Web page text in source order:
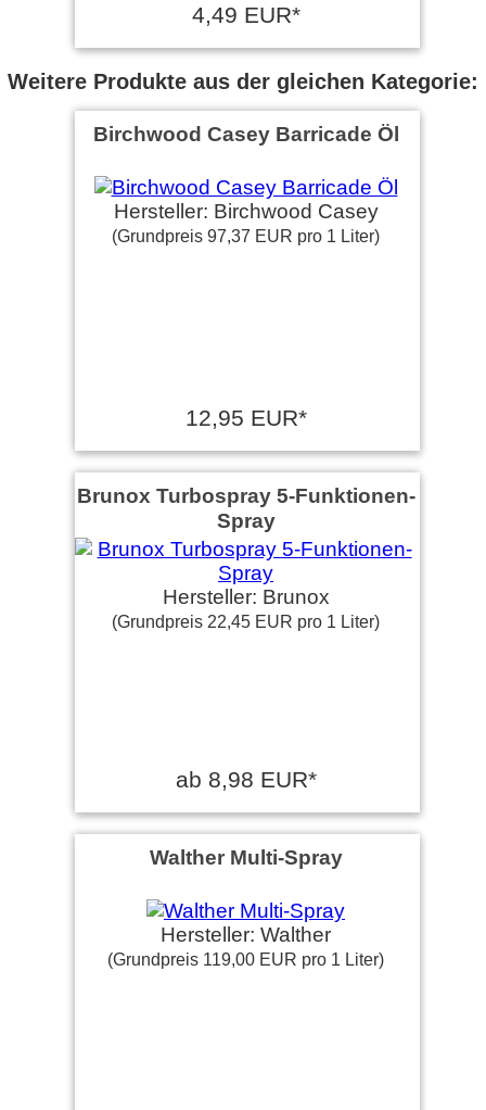
4,49 EUR*
Weitere Produkte aus der gleichen Kategorie:
Birchwood Casey Barricade Öl
Hersteller: Birchwood Casey
(Grundpreis 97,37 EUR pro 1 Liter)
12,95 EUR*
Brunox Turbospray 5-Funktionen-
Spray
Hersteller: Brunox
(Grundpreis 22,45 EUR pro 1 Liter)
ab 8,98 EUR*
Walther Multi-Spray
Hersteller: Walther
(Grundpreis 119,00 EUR pro 1 Liter)